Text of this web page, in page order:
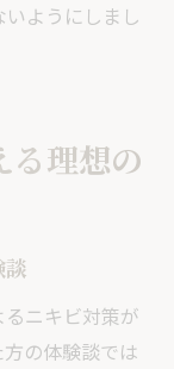
ようにしまし
る理想の
談
ニキビ対策が
の体験談では